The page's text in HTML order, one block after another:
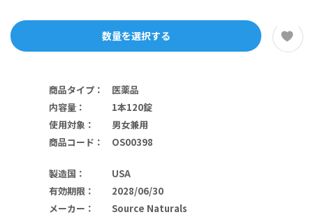
数量を選択する
商品タイプ ：
医薬品
内容量 ：
1本120錠
使用対象 ：
男女兼用
商品コード ： OS00398
製造国 ：
USA
有効期限 ：
2028/06/30
メーカー ： Source Naturals